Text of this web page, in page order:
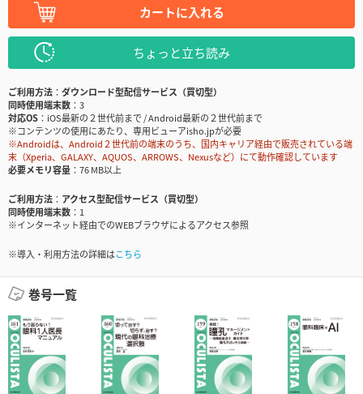
カートに入れる
ちょっと立ち読み
ご利用方法
ダウンロード型配信サービス（買切型）
同時使用端末数
3
対応OS
iOS最新の２世代前まで / Android最新の２世代前まで
※コンテンツの使用にあたり、専用ビューアisho.jpが必要
※Androidは、Android２世代前の端末のうち、国内キャリア経由で販売されている端
末（Xperia、GALAXY、AQUOS、ARROWS、Nexusなど）にて動作確認しています
必要メモリ容量
76 MB以上
ご利用方法
アクセス型配信サービス（買切型）
同時使用端末数
1
※インターネット経由でのWEBブラウザによるアクセス参照
※導入・利用方法の詳細はこちら
巻号一覧